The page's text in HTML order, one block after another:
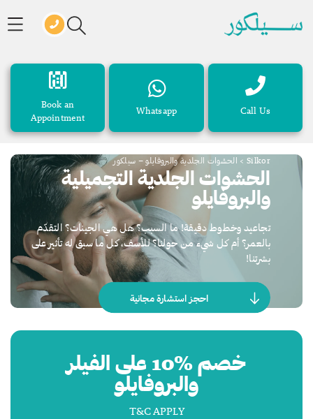
Call Us
Whatsapp
Book an
Appointment
Silkor
> الحشوات الجلدية والبروفايلو – سيلكور
الحشوات الجلدية التجميلية
والبروفايلو
تجاعيد وخطوط دقيقة! ما السبب؟ هل هي الجينات؟ التقدّم
بالعمر؟ أم كل شيء من حولنا؟ للأسف، كل ما سبق له تأثير على
بشرتنا!
احجز استشارة مجانية
خصم %10 على الفيلر
والبروفايلو
T&C APPLY